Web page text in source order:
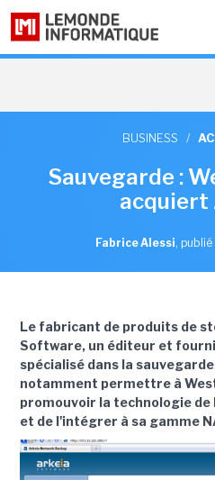
BUSINESS /
Sauvegarde :
acquiert
Fabrice Alessi, publié
Le fabricant de produits de
Software, un éditeur et
spécialisé dans la
notamment permettre à
promouvoir la technologie de
et de l'intégrer à sa gamme